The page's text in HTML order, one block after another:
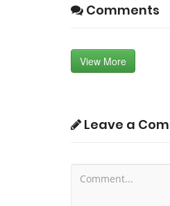
Comments
View More
Leave a